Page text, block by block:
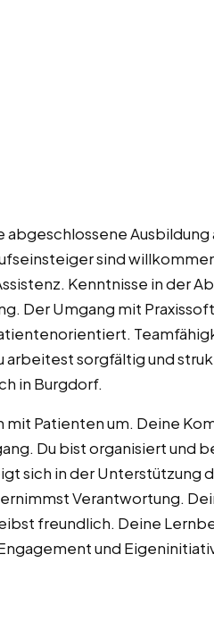
abgeschlossene Ausbildung
sind
Kenntnisse in der
Der Umgang mit
arbeitest sorgfältig und
in Burgdorf.
mit Patienten um. Deine
Du bist organisiert und
sich in der Unterstützung
Verantwortung.
freundlich. Deine
und